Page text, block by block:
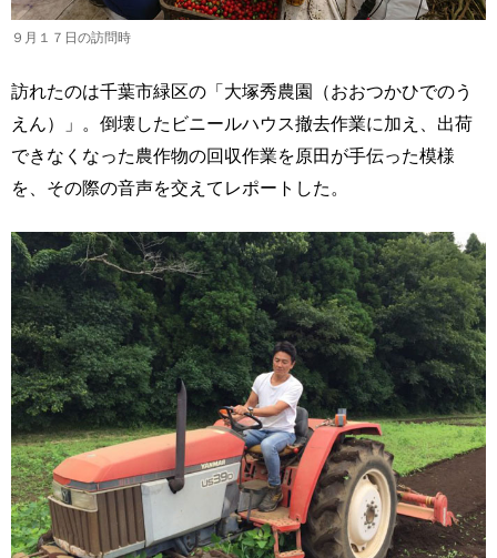
９月１７日の訪問時
訪れたのは千葉市緑区の「大塚秀農園（おおつかひでのう
えん）」。倒壊したビニールハウス撤去作業に加え、出荷
できなくなった農作物の回収作業を原田が手伝った模様
を、その際の音声を交えてレポートした。